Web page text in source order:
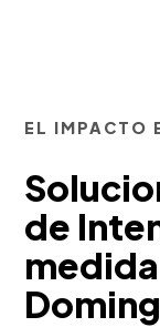
EL IMPACTO
de